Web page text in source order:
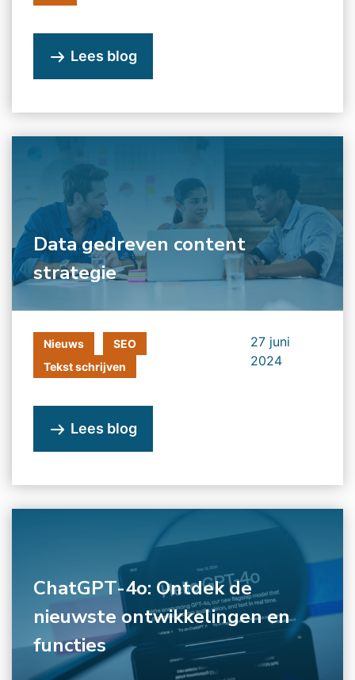
Lees blog
Data gedreven content
strategie
Nieuws
SEO
Tekst schrijven
27 juni
2024
Lees blog
ChatGPT-4o: Ontdek de
nieuwste ontwikkelingen en
functies